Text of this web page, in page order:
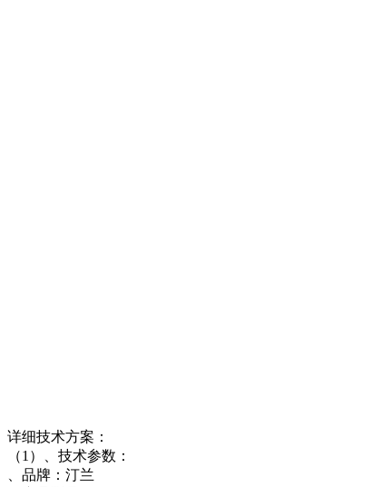
详细技术方案：
（1）、技术参数：
、品牌：汀兰